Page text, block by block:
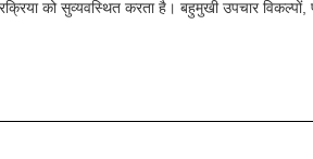
को सुव्यवस्थित करता है। बहुमुखी उपचार विकल्पों,